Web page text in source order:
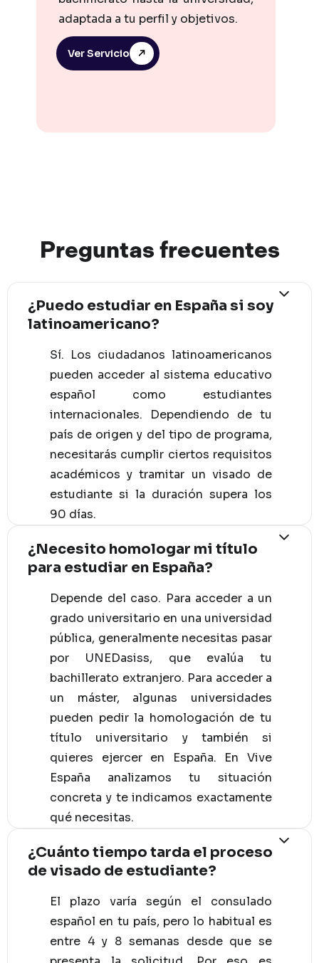
adaptada a tu perfil y objetivos.
Ver Servicio
Preguntas frecuentes
¿Puedo estudiar en España si soy
latinoamericano?
Sí. Los ciudadanos latinoamericanos
pueden acceder al sistema educativo
español como estudiantes
internacionales. Dependiendo de tu
país de origen y del tipo de programa,
necesitarás cumplir ciertos requisitos
académicos y tramitar un visado de
estudiante si la duración supera los
90 días.
¿Necesito homologar mi título
para estudiar en España?
Depende del caso. Para acceder a un
grado universitario en una universidad
pública, generalmente necesitas pasar
por UNEDasiss, que evalúa tu
bachillerato extranjero. Para acceder a
un máster, algunas universidades
pueden pedir la homologación de tu
título universitario y también si
quieres ejercer en España. En Vive
España analizamos tu situación
concreta y te indicamos exactamente
qué necesitas.
¿Cuánto tiempo tarda el proceso
de visado de estudiante?
El plazo varía según el consulado
español en tu país, pero lo habitual es
entre 4 y 8 semanas desde que se